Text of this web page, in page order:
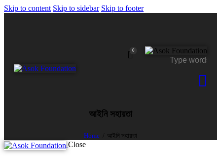
Skip to content Skip to sidebar Skip to footer
0
আইনি সহায়তা
Home আইনি সহায়তা
Close